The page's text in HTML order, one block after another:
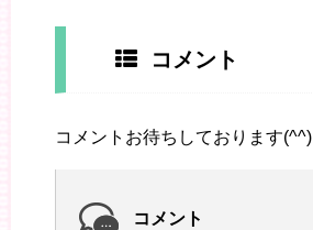
コメント
コメントお待ちしております(^^)
コメント